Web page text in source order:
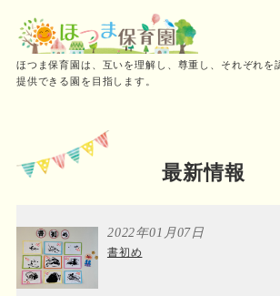
0～2歳
ほつま保育園は、互いを理解し、尊重し、それぞれを
提供できる園を目指します。
保育時間
施設概要・採用情報
お問い合わせ
最新情報
2022年01月07日
書初め